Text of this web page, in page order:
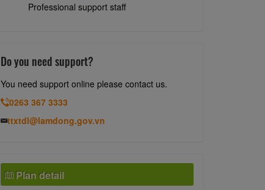
Professional support staff
Do you need support?
You need support online please contact us.
0263 367 3333
ttxtdl@lamdong.gov.vn
Plan detail